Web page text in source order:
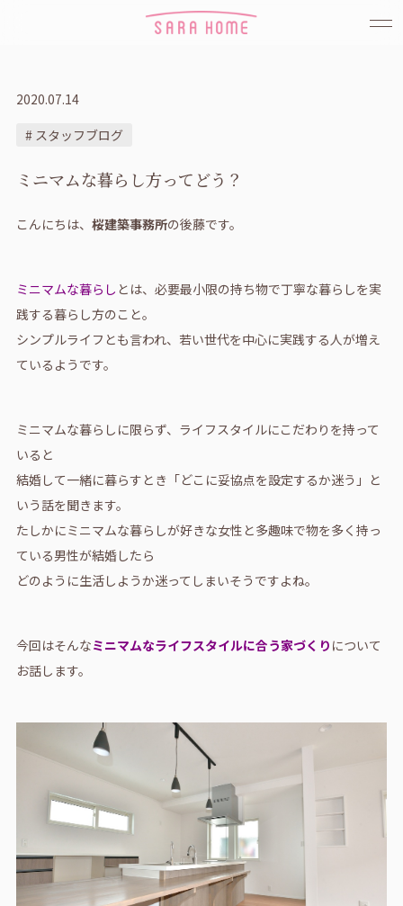
2020.07.14
# スタッフブログ
ミニマムな暮らし方ってどう？
こんにちは、 桜建築事務所の後藤です。
ミニマムな暮らし とは、必要最小限の持ち物で丁寧な暮らしを実
践する暮らし方のこと。
シンプルライフとも言われ、若い世代を中心に実践する人が増え
ているようです。
ミニマムな暮らしに限らず、ライフスタイルにこだわりを持って
いると
結婚して一緒に暮らすとき「どこに妥協点を設定するか迷う」と
いう話を聞きます。
たしかにミニマムな暮らしが好きな女性と多趣味で物を多く持っ
ている男性が結婚したら
どのように生活しようか迷ってしまいそうですよね。
今回はそんなミニマムなライフスタイルに合う家づくり について
お話します。